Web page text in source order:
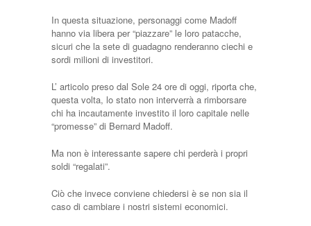
In questa situazione, personaggi come Madoff
hanno via libera per “piazzare” le loro patacche,
sicuri che la sete di guadagno renderanno ciechi e
sordi milioni di investitori.
L’ articolo preso dal Sole 24 ore di oggi, riporta che,
questa volta, lo stato non interverrà a rimborsare
chi ha incautamente investito il loro capitale nelle
“promesse” di Bernard Madoff.
Ma non è interessante sapere chi perderà i propri
soldi “regalati”.
Ciò che invece conviene chiedersi è se non sia il
caso di cambiare i nostri sistemi economici.